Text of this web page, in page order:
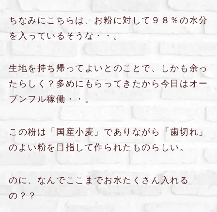
ちなみにこちらは、お粉に対して９８％の水分
を入っているそうな・・。
生地を持ち帰ってよいとのことで、しかも余っ
たらしく？多めにもらってきたから今日はオー
ブンフル稼働・・。
この粉は「国産小麦」でありながら「歯切れ」
のよい粉を目指して作られたものらしい。
のに、なんでここまでお水たくさん入れる
の？？